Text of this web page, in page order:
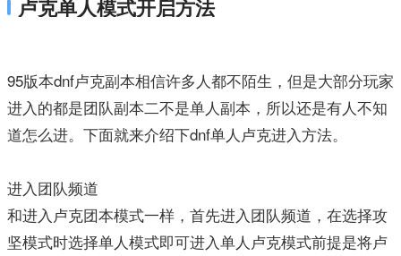
卢克单人模式开启方法
95版本dnf卢克副本相信许多人都不陌生，但是大部分玩家
进入的都是团队副本二不是单人副本，所以还是有人不知
道怎么进。下面就来介绍下dnf单人卢克进入方法。
进入团队频道
和进入卢克团本模式一样，首先进入团队频道，在选择攻
坚模式时选择单人模式即可进入单人卢克模式前提是将卢